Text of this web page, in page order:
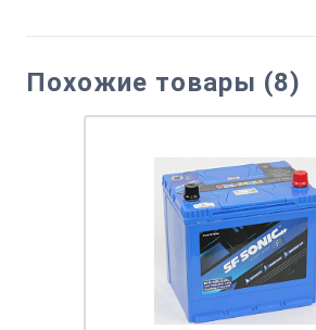
Похожие товары (8)